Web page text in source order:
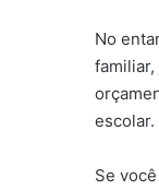
No
familiar,
escolar.
Se